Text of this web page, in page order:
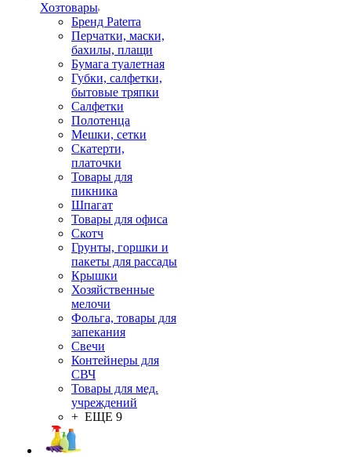
Хозтовары
Бренд Paterra
Перчатки, маски,
бахилы, плащи
Бумага туалетная
Губки, салфетки,
бытовые тряпки
Салфетки
Полотенца
Мешки, сетки
Скатерти,
платочки
Товары для
пикника
Шпагат
Товары для офиса
Скотч
Грунты, горшки и
пакеты для рассады
Крышки
Хозяйственные
мелочи
Фольга, товары для
запекания
Свечи
Контейнеры для
СВЧ
Товары для мед.
учреждений
+ ЕЩЕ 9